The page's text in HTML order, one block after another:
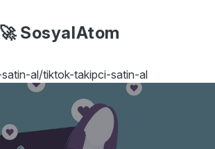
🚀 SosyalAtom
al/tiktok-takipci-satin-al